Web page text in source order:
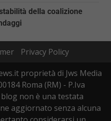
della coalizione
Privacy Policy
proprietà di Jws Media
Roma (RM) - P.Iva
non è una testata
aggiornato senza alcuna